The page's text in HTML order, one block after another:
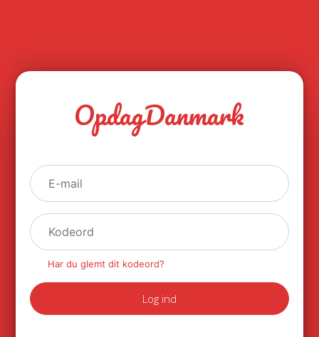
OpdagDanmark
Har du glemt dit kodeord?
Log ind